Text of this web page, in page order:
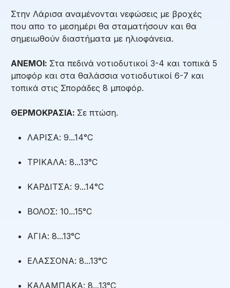
Στην Λάρισα αναμένονται νεφώσεις με βροχές
που απο το μεσημέρι θα σταματήσουν και θα
σημειωθούν διαστήματα με ηλιοφάνεια.
ΑΝΕΜΟΙ: Στα πεδινά νοτιοδυτικοί 3-4 και τοπικά 5
μποφόρ και στα θαλάσσια νοτιοδυτικοί 6-7 και
τοπικά στις Σποράδες 8 μποφόρ.
ΘΕΡΜΟΚΡΑΣΙΑ: Σε πτώση.
ΛΑΡΙΣΑ: 9...14°C
ΤΡΙΚΑΛΑ: 8...13°C
ΚΑΡΔΙΤΣΑ: 9...14°C
ΒΟΛΟΣ: 10...15°C
ΑΓΙΑ: 8...13°C
ΕΛΑΣΣΟΝΑ: 8...13°C
ΚΑΛΑΜΠΑΚΑ: 8...13°C